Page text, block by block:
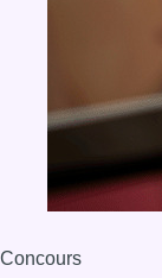
Concours